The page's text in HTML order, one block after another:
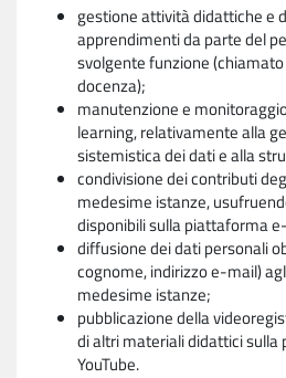
gestione attività didattiche e
apprendimenti da parte del
svolgente funzione
docenza);
manutenzione e
learning, relativamente alla
sistemistica dei dati e alla
condivisione dei contributi
medesime istanze,
disponibili sulla piattaforma
diffusione dei dati personali
cognome, indirizzo e-mail)
medesime istanze;
pubblicazione della
di altri materiali didattici
YouTube.